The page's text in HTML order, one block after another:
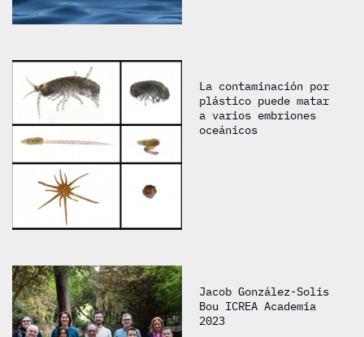
La contaminación por
plástico puede matar
a varios embriones
oceánicos
Jacob González-Solis
Bou ICREA Academia
2023